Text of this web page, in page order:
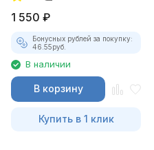
1 550 ₽
Бонусных рублей за покупку:
46.55руб.
В наличии
В корзину
Купить в 1 клик